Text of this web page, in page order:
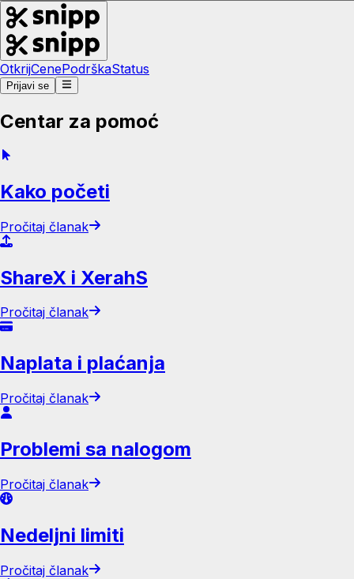
OtkrijCenePodrškaStatus
Prijavi se
Centar za pomoć
Kako početi
Pročitaj članak
ShareX i XerahS
Pročitaj članak
Naplata i plaćanja
Pročitaj članak
Problemi sa nalogom
Pročitaj članak
Nedeljni limiti
Pročitaj članak